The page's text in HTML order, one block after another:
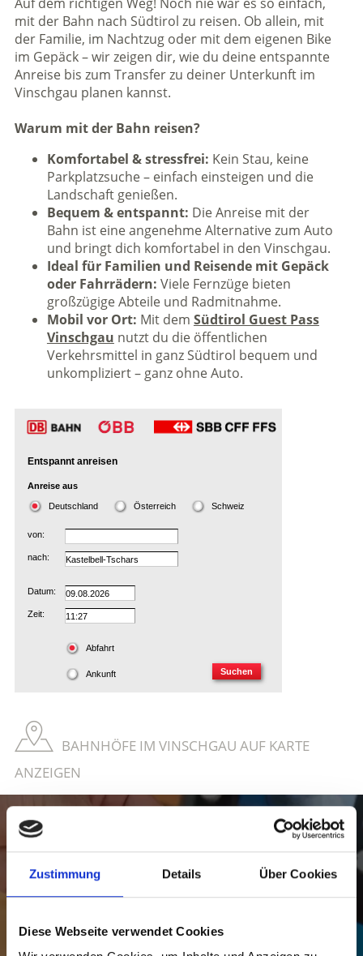
Zustimmung Details Über Cookies
Diese Webseite verwendet Cookies
mit der Bahn nach Südtirol zu reisen. Ob allein, mit
der Familie, im Nachtzug oder mit dem eigenen Bike
im Gepäck – wir zeigen dir, wie du deine entspannte
Anreise bis zum Transfer zu deiner Unterkunft im
Vinschgau planen kannst.
Warum mit der Bahn reisen?
Komfortabel & stressfrei: Kein Stau, keine
Parkplatzsuche – einfach einsteigen und die
Landschaft genießen.
Bequem & entspannt: Die Anreise mit der
Bahn ist eine angenehme Alternative zum Auto
und bringt dich komfortabel in den Vinschgau.
Ideal für Familien und Reisende mit Gepäck
oder Fahrrädern: Viele Fernzüge bieten
großzügige Abteile und Radmitnahme.
Mobil vor Ort: Mit dem Südtirol Guest Pass
Vinschgau nutzt du die öffentlichen
Verkehrsmittel in ganz Südtirol bequem und
unkompliziert – ganz ohne Auto.
BAHNHÖFE IM VINSCHGAU AUF KARTE
ANZEIGEN
punktgenau planen können.